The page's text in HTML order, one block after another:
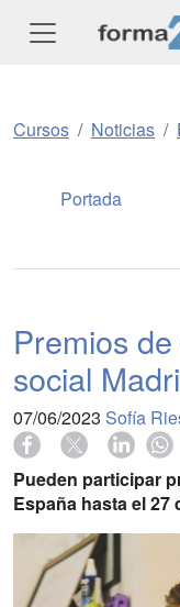
Cursos Noticias
Portada
Premios
social
07/06/2023 Sofía
Pueden participar
España hasta el 27